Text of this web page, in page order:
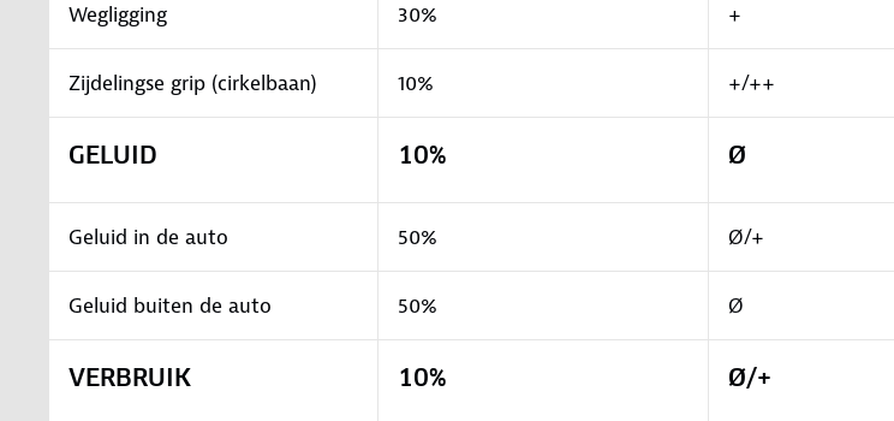
Wegligging 30% +
Zijdelingse grip (cirkelbaan) 10% +/++
GELUID 10% Ø
Geluid in de auto 50% Ø/+
Geluid buiten de auto 50% Ø
VERBRUIK 10% Ø/+